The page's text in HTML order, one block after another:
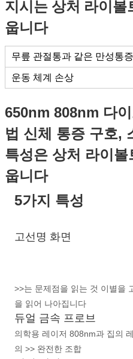
지시는 상처 라이볼
웁니다
무릎 관절통과 같은 만성통증
운동 체계 손상
650nm 808nm 다
법 신체 통증 구호,
특성은 상처 라이볼
웁니다
5가지 특성
고선명 화면
>>는 문제점을 읽는 것 이별을
을 읽어 나아집니다
듀얼 금속 프로브
의학용 레이저 808nm과 집의
의 >> 완전한 조합